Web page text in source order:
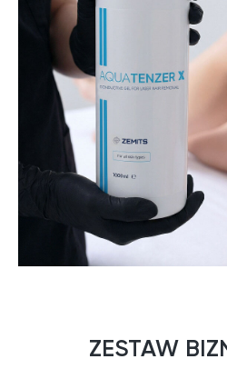
ZESTAW